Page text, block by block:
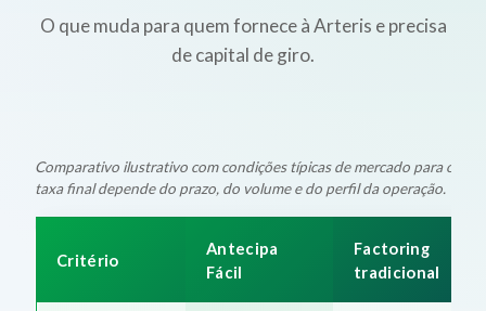
O que muda para quem fornece à Arteris e precisa
de capital de giro.
Comparativo ilustrativo com condições típicas de mercado para
taxa final depende do prazo, do volume e do perfil da operação.
Critério
Antecipa
Fácil
Factoring
tradicional